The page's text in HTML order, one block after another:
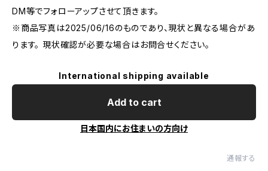
DM等でフォローアップさせて頂きます。
※商品写真は2025/06/16のものであり、現状と異なる場合があ
ります。 現状確認が必要な場合はお問合せください。
International shipping available
Add to cart
日本国内にお住まいの方向け
通報する